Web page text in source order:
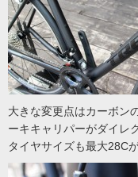
大きな変更点はカーボン
ーキキャリパーがダイレ
タイヤサイズも最大28C